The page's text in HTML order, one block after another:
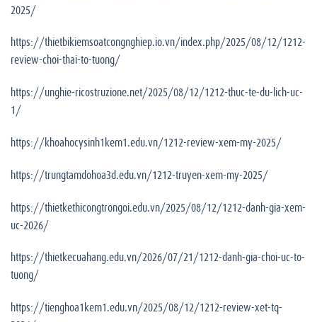
2025/
https://thietbikiemsoatcongnghiep.io.vn/index.php/2025/08/12/1212-
review-choi-thai-to-tuong/
https://unghie-ricostruzione.net/2025/08/12/1212-thuc-te-du-lich-uc-
1/
https://khoahocysinh1kem1.edu.vn/1212-review-xem-my-2025/
https://trungtamdohoa3d.edu.vn/1212-truyen-xem-my-2025/
https://thietkethicongtrongoi.edu.vn/2025/08/12/1212-danh-gia-xem-
uc-2026/
https://thietkecuahang.edu.vn/2026/07/21/1212-danh-gia-choi-uc-to-
tuong/
https://tienghoa1kem1.edu.vn/2025/08/12/1212-review-xet-tq-